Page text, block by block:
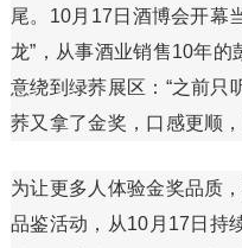
尾。10月17日酒博会开幕
龙”，从事酒业销售10年的
意绕到绿荞展区：“之前只
荞又拿了金奖，口感更顺
为让更多人体验金奖品质
品鉴活动，从10月17日持